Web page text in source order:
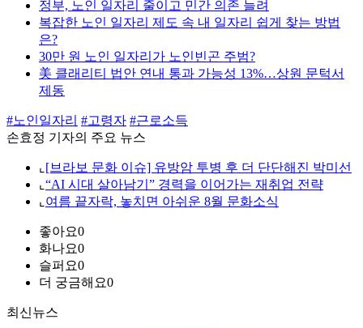
정부, 노인 일자리 줄이고 민간 의존 늘려
복잡한 노인 일자리 제도 속 내 일자리 쉽게 찾는 방법
은?
30만 원 노인 일자리가 노인빈곤 주범?
美 클래리티 법안 연내 통과 가능성 13%…상원 문턱서
제동
#노인일자리 #고령자 #근로소득
손효정 기자의 주요 뉴스
⌞ [브라보 문화 이슈] 유방암 투병 후 더 단단해진 박미선
⌞ “AI 시대 살아남기” 경력을 이어가는 재취업 전략
⌞ 여름 끝자락, 놓치면 아쉬운 8월 문화소식
좋아요0
화나요0
슬퍼요0
더 궁금해요0
최신뉴스